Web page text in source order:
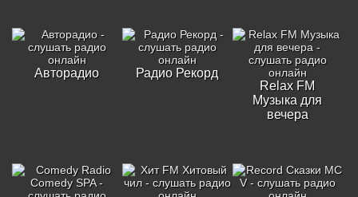
Авторадио
Радио Рекорд
Relax FM
Музыка для
вечера